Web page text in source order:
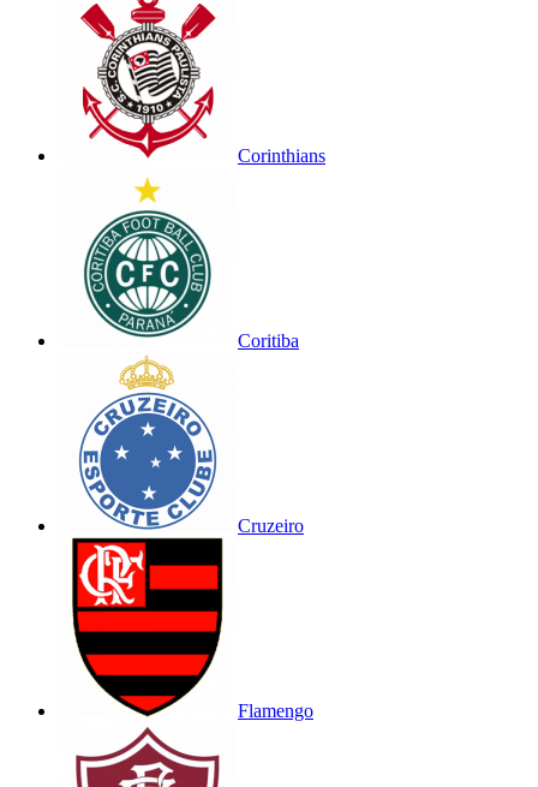
Corinthians
Coritiba
Cruzeiro
Flamengo